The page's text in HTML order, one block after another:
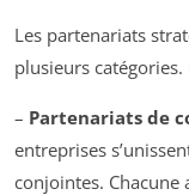
Les partenariats
plusieurs
– Partenariats de
entreprises
conjointes. Chacune